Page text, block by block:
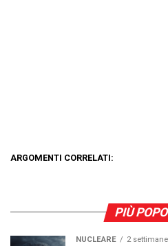
ARGOMENTI CORRELATI:
PIÙ
NUCLEARE 2